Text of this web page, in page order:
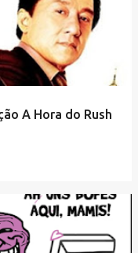
A Hora do Rush